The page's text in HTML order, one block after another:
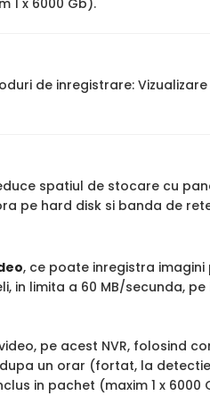
1 x 6000 Gb).
de inregistrare:
spatiul de stocare cu
pe hard disk si banda de
, ce poate inregistra imagini
in limita a 60 MB/secunda,
pe acest NVR, folosind
un orar (fortat, la
in pachet (maxim 1 x 6000